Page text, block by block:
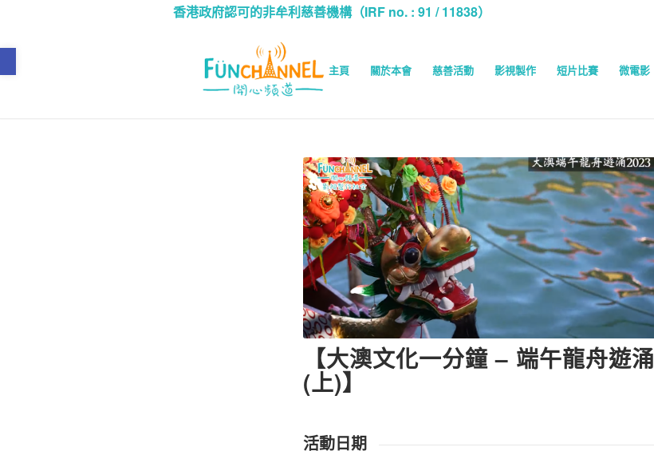
Open toolbar
香港政府認可的非牟利慈善機構（IRF no. : 91 / 11838）
主頁 關於本會 慈善活動 影視製作 短片比賽 微電影
【大澳文化一分鐘 – 端午龍舟遊涌
(上)】
活動日期